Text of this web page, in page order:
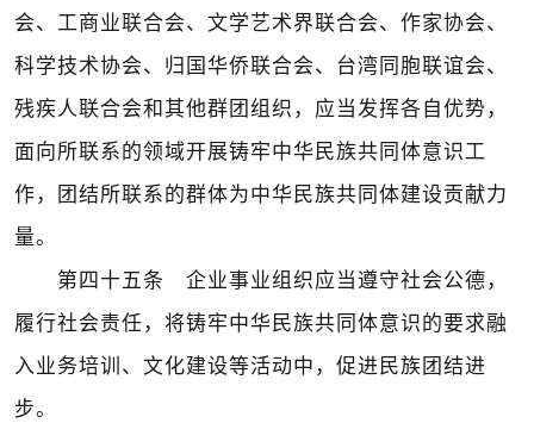
会、工商业联合会、文学艺术界联合会、作家协会、
科学技术协会、归国华侨联合会、台湾同胞联谊会、
残疾人联合会和其他群团组织，应当发挥各自优势，
面向所联系的领域开展铸牢中华民族共同体意识工
作，团结所联系的群体为中华民族共同体建设贡献力
量。
第四十五条 企业事业组织应当遵守社会公德，
履行社会责任，将铸牢中华民族共同体意识的要求融
入业务培训、文化建设等活动中，促进民族团结进
步。